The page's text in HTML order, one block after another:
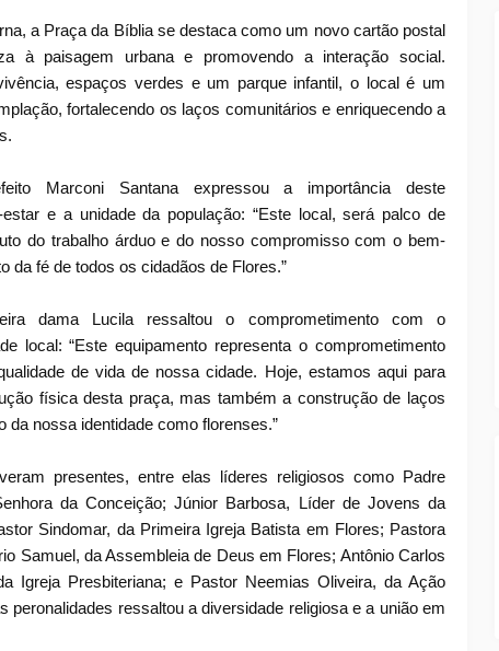
a Praça da Bíblia se destaca como um novo cartão postal
à paisagem urbana e promovendo a interação social.
espaços verdes e um parque infantil, o local é um
fortalecendo os laços comunitários e enriquecendo a
Marconi Santana expressou a importância deste
e a unidade da população: “Este local, será palco de
do trabalho árduo e do nosso compromisso com o bem-
da fé de todos os cidadãos de Flores.”
dama Lucila ressaltou o comprometimento com o
local: “Este equipamento representa o comprometimento
de vida de nossa cidade. Hoje, estamos aqui para
física desta praça, mas também a construção de laços
da nossa identidade como florenses.”
presentes, entre elas líderes religiosos como Padre
da Conceição; Júnior Barbosa, Líder de Jovens da
Sindomar, da Primeira Igreja Batista em Flores; Pastora
Samuel, da Assembleia de Deus em Flores; Antônio Carlos
Igreja Presbiteriana; e Pastor Neemias Oliveira, da Ação
peronalidades ressaltou a diversidade religiosa e a união em